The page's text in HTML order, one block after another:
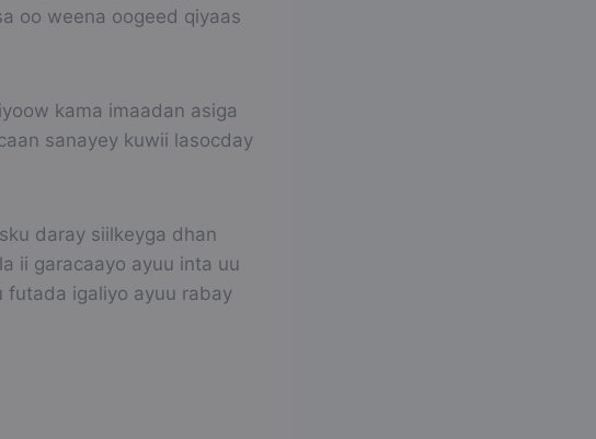
oo weena oogeed qiyaas
kama imaadan asiga
sanayey kuwii lasocday
daray siilkeyga dhan
ii garacaayo ayuu inta uu
futada igaliyo ayuu rabay